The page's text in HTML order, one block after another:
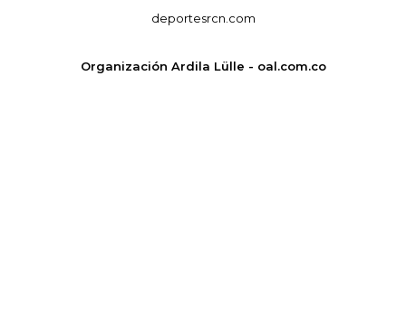
deportesrcn.com
Organización Ardila Lülle - oal.com.co